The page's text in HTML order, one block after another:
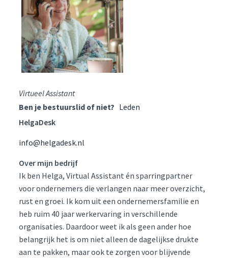
Virtueel Assistant
Ben je bestuurslid of niet? Leden
HelgaDesk
info@helgadesk.nl
Over mijn bedrijf
Ik ben Helga, Virtual Assistant én sparringpartner
voor ondernemers die verlangen naar meer overzicht,
rust en groei. Ik kom uit een ondernemersfamilie en
heb ruim 40 jaar werkervaring in verschillende
organisaties. Daardoor weet ik als geen ander hoe
belangrijk het is om niet alleen de dagelijkse drukte
aan te pakken, maar ook te zorgen voor blijvende